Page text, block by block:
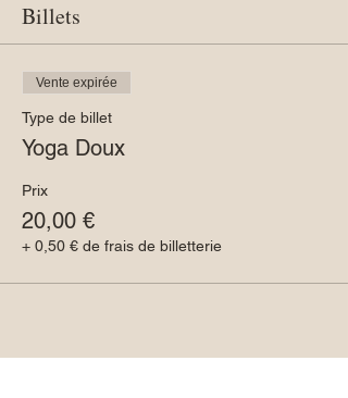
Billets
Vente expirée
Type de billet
Yoga Doux
Prix
20,00 €
+ 0,50 € de frais de billetterie